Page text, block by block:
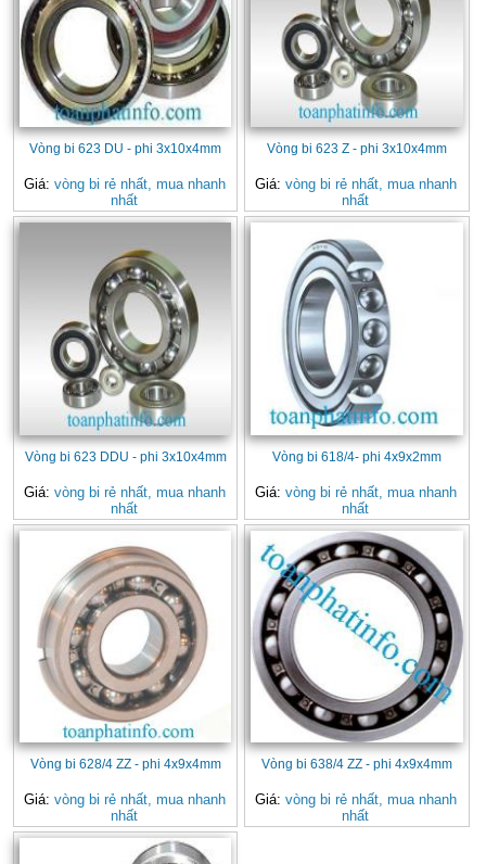
Vòng bi 623 DU - phi 3x10x4mm
Giá: vòng bi rẻ nhất, mua nhanh
nhất
Vòng bi 623 Z - phi 3x10x4mm
Giá: vòng bi rẻ nhất, mua nhanh
nhất
Vòng bi 623 DDU - phi 3x10x4mm
Giá: vòng bi rẻ nhất, mua nhanh
nhất
Vòng bi 618/4- phi 4x9x2mm
Giá: vòng bi rẻ nhất, mua nhanh
nhất
Vòng bi 628/4 ZZ - phi 4x9x4mm
Giá: vòng bi rẻ nhất, mua nhanh
nhất
Vòng bi 638/4 ZZ - phi 4x9x4mm
Giá: vòng bi rẻ nhất, mua nhanh
nhất